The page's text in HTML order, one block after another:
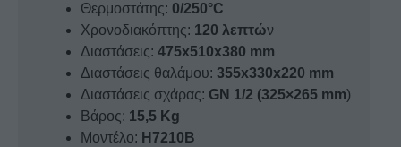
Θερμοστάτης: 0/250°C
Χρονοδιακόπτης: 120 λεπτών
Διαστάσεις: 475x510x380 mm
Διαστάσεις θαλάμου: 355x330x220 mm
Διαστάσεις σχάρας: GN 1/2 (325×265 mm)
Βάρος: 15,5 Kg
Μοντέλο: H7210B